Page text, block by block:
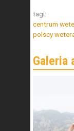
tagi:
centrum
polscy